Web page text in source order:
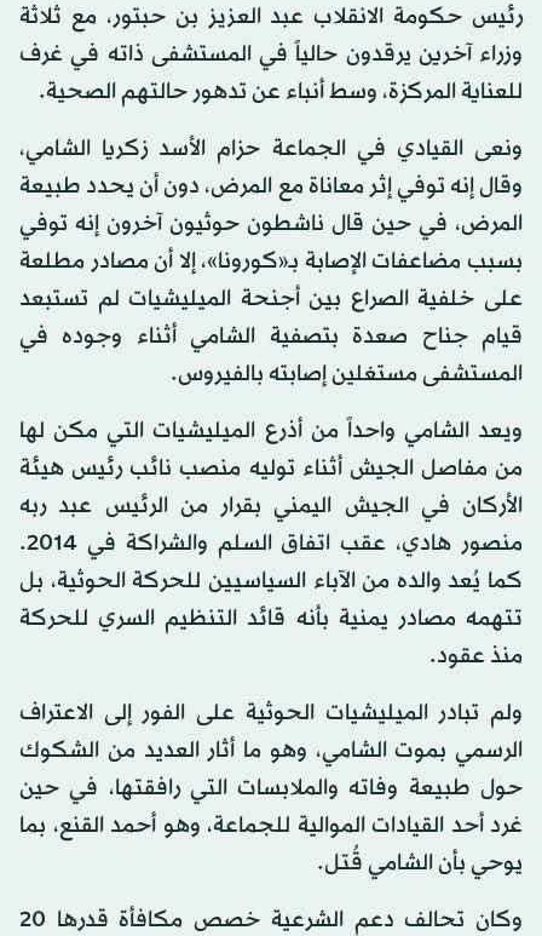
رئيس حكومة الانقلاب عبد العزيز بن حبتور، مع ثلاثة
وزراء آخرين يرقدون حالياً في المستشفى ذاته في غرف
للعناية المركزة، وسط أنباء عن تدهور حالتهم الصحية.
ونعى القيادي في الجماعة حزام الأسد زكريا الشامي،
وقال إنه توفي إثر معاناة مع المرض، دون أن يحدد طبيعة
المرض، في حين قال ناشطون حوثيون آخرون إنه توفي
بسبب مضاعفات الإصابة بـ«كورونا»، إلا أن مصادر مطلعة
على خلفية الصراع بين أجنحة الميليشيات لم تستبعد
قيام جناح صعدة بتصفية الشامي أثناء وجوده في
المستشفى مستغلين إصابته بالفيروس.
ويعد الشامي واحداً من أذرع الميليشيات التي مكن لها
من مفاصل الجيش أثناء توليه منصب نائب رئيس هيئة
الأركان في الجيش اليمني بقرار من الرئيس عبد ربه
منصور هادي، عقب اتفاق السلم والشراكة في 2014.
كما يُعد والده من الآباء السياسيين للحركة الحوثية، بل
تتهمه مصادر يمنية بأنه قائد التنظيم السري للحركة
منذ عقود.
ولم تبادر الميليشيات الحوثية على الفور إلى الاعتراف
الرسمي بموت الشامي، وهو ما أثار العديد من الشكوك
حول طبيعة وفاته والملابسات التي رافقتها، في حين
غرد أحد القيادات الموالية للجماعة، وهو أحمد القنع، بما
يوحي بأن الشامي قُتل.
وكان تحالف دعم الشرعية خصص مكافأة قدرها 20